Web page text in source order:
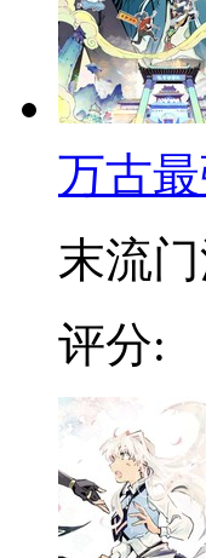
万古
末流
评分: